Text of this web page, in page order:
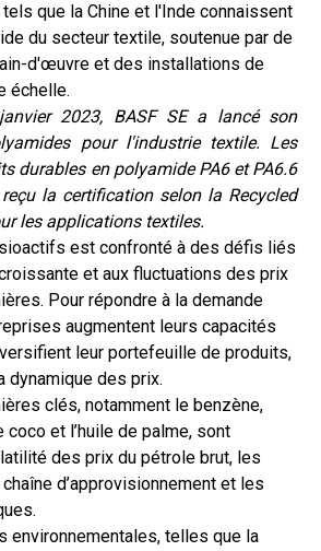
que la Chine et l'Inde connaissent
du secteur textile, soutenue par de
d'œuvre et des installations de
échelle.
2023, BASF SE a lancé son
pour l'industrie textile. Les
durables en polyamide PA6 et PA6.6
la certification selon la Recycled
les applications textiles.
est confronté à des défis liés
et aux fluctuations des prix
Pour répondre à la demande
augmentent leurs capacités
leur portefeuille de produits,
dynamique des prix.
clés, notamment le benzène,
coco et l’huile de palme, sont
des prix du pétrole brut, les
d’approvisionnement et les
environnementales, telles que la